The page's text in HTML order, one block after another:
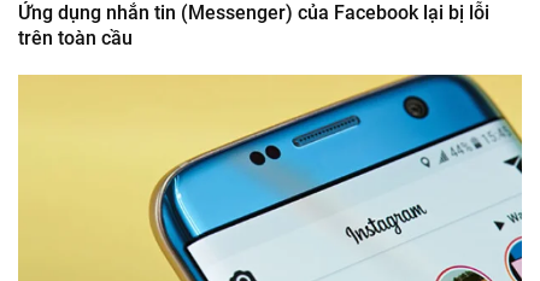
Ứng dụng nhắn tin (Messenger) của Facebook lại bị lỗi
trên toàn cầu